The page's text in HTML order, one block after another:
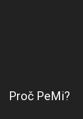
Proč PeMi?